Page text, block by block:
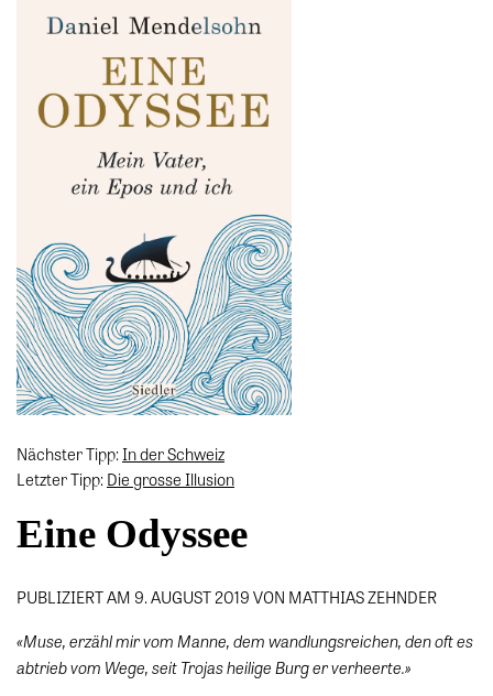
Nächster Tipp:In der Schweiz
Letzter Tipp: Die grosse Illusion
Eine Odyssee
PUBLIZIERT AM 9. AUGUST 2019 VON MATTHIAS ZEHNDER
«Muse, erzähl mir vom Manne, dem wandlungsreichen, den oft es
abtrieb vom Wege, seit Trojas heilige Burg er verheerte.»